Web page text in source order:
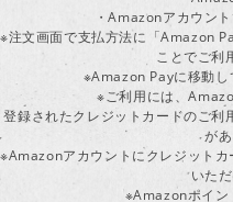
・Amazonアカウン
※注文画面で支払方法に「Amazon
ことでご利
※Amazon Payに移動し
※ご利用には、
登録されたクレジットカードのご利
があ
※Amazonアカウントにクレジット
いた
※Amazonポイン